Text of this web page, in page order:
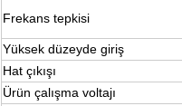
Frekans tepkisi
Yüksek düzeyde giriş
Hat çıkışı
Ürün çalışma voltajı